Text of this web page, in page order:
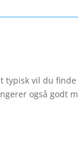
typisk vil du
også godt